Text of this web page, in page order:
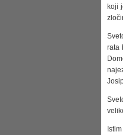
koji
rata